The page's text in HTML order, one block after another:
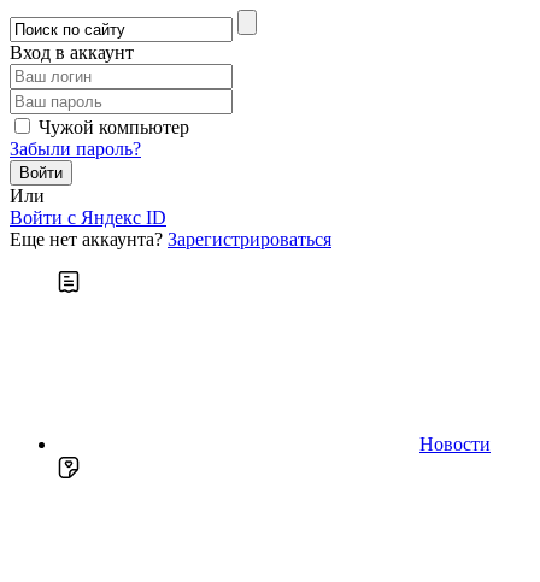
Вход в аккаунт
Чужой компьютер
Забыли пароль?
Или
Войти c Яндекс ID
Еще нет аккаунта? Зарегистрироваться
Новости